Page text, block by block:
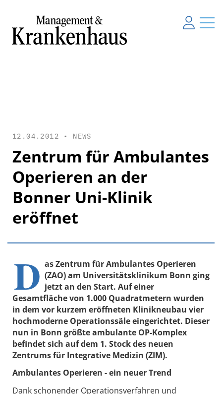
12.04.2012 • NEWS
Zentrum für Ambulantes
Operieren an der
Bonner Uni-Klinik
eröffnet
D as Zentrum für Ambulantes Operieren
(ZAO) am Universitätsklinikum Bonn ging
jetzt an den Start. Auf einer
Gesamtfläche von 1.000 Quadratmetern wurden
in dem vor kurzem eröffneten Klinikneubau vier
hochmoderne Operationssäle eingerichtet. Dieser
nun in Bonn größte ambulante OP-Komplex
befindet sich auf dem 1. Stock des neuen
Zentrums für Integrative Medizin (ZIM).
Ambulantes Operieren - ein neuer Trend
Dank schonender Operationsverfahren und